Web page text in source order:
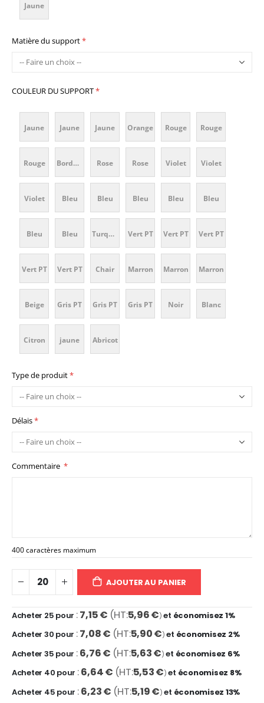
c
Jaune
c
Matière du support
COULEUR DU SUPPORT
Jaune
C
Jaune Jaune Orange Rouge Rouge
Rouge Bordeaux Rose Rose Violet Violet
Violet
C
Bleu Bleu
C
Bleu Bleu Bleu
Bleu Bleu
Cyan C
Turquoise Vert PT Vert PT Vert PT
Vert PT Vert PT Chair Marron Marron Marron
Beige Gris PT Gris PT Gris PT Noir Blanc
Citron
C
jaune
1225 C
Abricot
Type de produit
Délais
Commentaire
400 caractères maximum
AJOUTER AU PANIER
Acheter 25 pour 7,15 € 5,96 € et économisez 1%
Acheter 30 pour 7,08 € 5,90 € et économisez 2%
Acheter 35 pour 6,76 € 5,63 € et économisez 6%
Acheter 40 pour 6,64 € 5,53 € et économisez 8%
Acheter 45 pour 6,23 € 5,19 € et économisez 13%